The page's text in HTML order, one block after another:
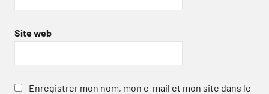
Site web
Enregistrer mon nom, mon e-mail et mon site dans le